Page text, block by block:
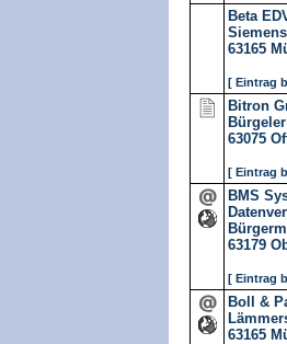
Beta
63165
[ Eintrag
Bitron
63075
[ Eintrag
BMS
63179
[ Eintrag
Boll &
63165